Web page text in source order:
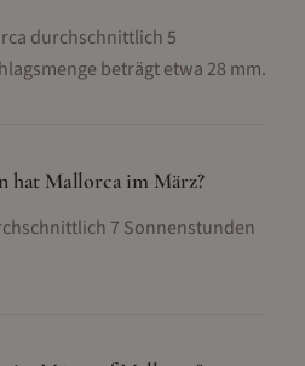
durchschnittlich 5
beträgt etwa 28 mm.
hat Mallorca im März?
7 Sonnenstunden